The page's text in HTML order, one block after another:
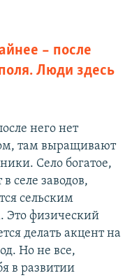
– после
Люди здесь
него нет
там выращивают
Село богатое,
селе заводов,
сельским
Это физический
делать акцент на
Но не все,
в развитии